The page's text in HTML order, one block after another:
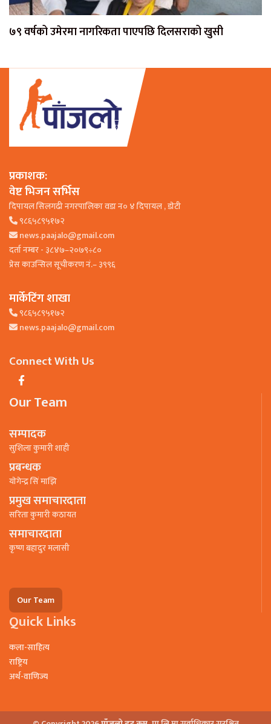
७९ वर्षको उमेरमा नागरिकता पाएपछि दिलसराको खुसी
प्रकाशक:
वेष्ट भिजन सर्भिस
दिपायल सिलगढी नगरपालिका वडा न० ४ दिपायल , डाेटी
९८६५८९५१७२
news.paajalo@gmail.com
दर्ता नम्बर - ३८४७–२०७९÷८०
प्रेस काउन्सिल सूचीकरण नं.– ३९९६
मार्केटिंग शाखा
९८६५८९५१७२
news.paajalo@gmail.com
Connect With Us
Our Team
सम्पादक
सुशिला कुमारी शाही
प्रबन्धक
याेगेन्द्र सिं माझि
प्रमुख समाचारदाता
सरिता कुमारी कठायत
समाचारदाता
कृष्ण बहादुर मलासी
Our Team
Quick Links
कला-साहित्य
राष्ट्रिय
अर्थ-वाणिज्य